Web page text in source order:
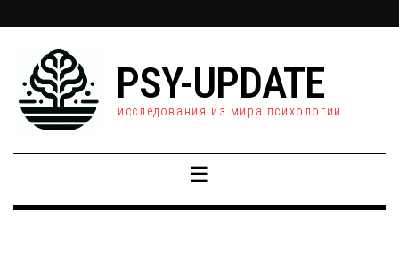
PSY-UPDATE
исследования из мира психологии
☰